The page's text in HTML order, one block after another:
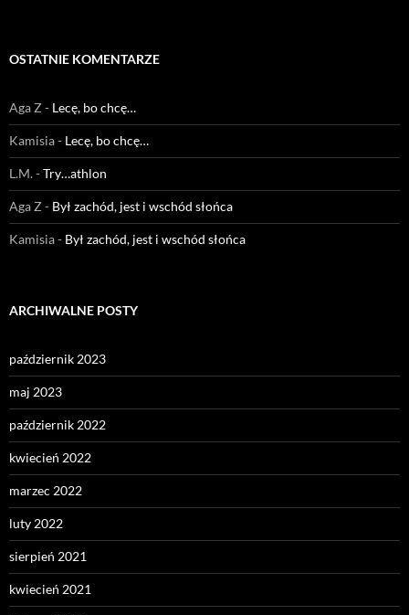
OSTATNIE KOMENTARZE
Aga Z- Lecę, bo chcę…
Kamisia- Lecę, bo chcę…
L.M.-Try…athlon
Aga Z- Był zachód, jest i wschód słońca
Kamisia- Był zachód, jest i wschód słońca
ARCHIWALNE POSTY
październik 2023
maj 2023
październik 2022
kwiecień 2022
marzec 2022
luty 2022
sierpień 2021
kwiecień 2021